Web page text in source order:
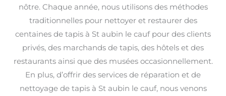
nôtre. Chaque année, nous utilisons des méthodes
traditionnelles pour nettoyer et restaurer des
centaines de tapis à St aubin le cauf pour des clients
privés, des marchands de tapis, des hôtels et des
restaurants ainsi que des musées occasionnellement.
En plus, d’offrir des services de réparation et de
nettoyage de tapis à St aubin le cauf, nous venons